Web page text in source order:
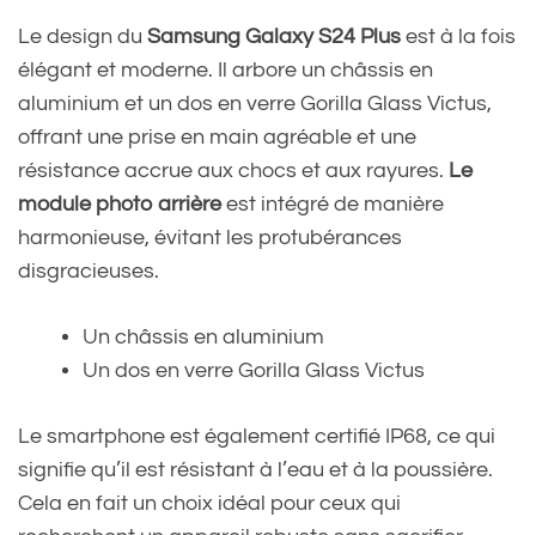
Le design du Samsung Galaxy S24 Plus est à la fois
élégant et moderne. Il arbore un châssis en
aluminium et un dos en verre Gorilla Glass Victus,
offrant une prise en main agréable et une
résistance accrue aux chocs et aux rayures. Le
module photo arrièreest intégré de manière
harmonieuse, évitant les protubérances
disgracieuses.
Un châssis en aluminium
Un dos en verre Gorilla Glass Victus
Le smartphone est également certifié IP68, ce qui
signifie qu’il est résistant à l’eau et à la poussière.
Cela en fait un choix idéal pour ceux qui